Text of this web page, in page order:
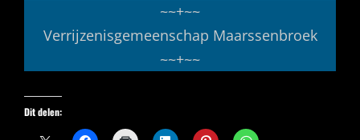
~~+~~
Verrijzenis­gemeenschap Maarssenbroek
~~+~~
Dit delen: